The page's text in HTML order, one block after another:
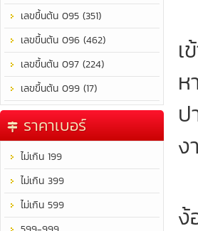
เลขขึ้นต้น 095 (351)
เลขขึ้นต้น 096 (462)
เลขขึ้นต้น 097 (224)
เลขขึ้นต้น 099 (17)
ราคาเบอร์
ไม่เกิน 199
ไม่เกิน 399
ไม่เกิน 599
เ
ห
ป
ง
ง้